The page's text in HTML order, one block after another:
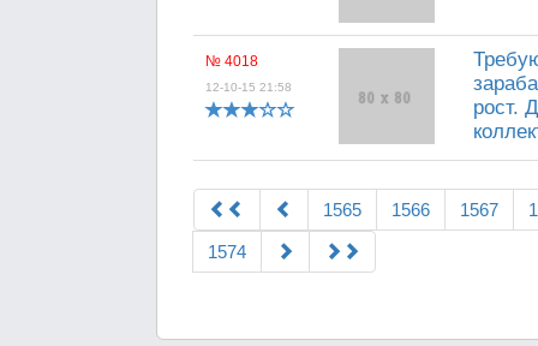
№ 4018
12-10-15 21:58
рост.
1565 1566 1567
1574